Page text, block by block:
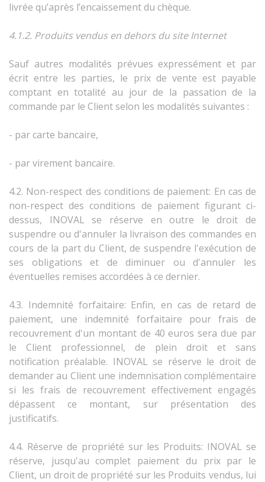
livrée qu’après l’encaissement du chèque.
4.1.2. Produits vendus en dehors du site Internet
Sauf autres modalités prévues expressément et par
écrit entre les parties, le prix de vente est payable
comptant en totalité au jour de la passation de la
commande par le Client selon les modalités suivantes :
- par carte bancaire,
- par virement bancaire.
4.2. Non-respect des conditions de paiement: En cas de
non-respect des conditions de paiement figurant ci-
dessus, INOVAL se réserve en outre le droit de
suspendre ou d'annuler la livraison des commandes en
cours de la part du Client, de suspendre l'exécution de
ses obligations et de diminuer ou d'annuler les
éventuelles remises accordées à ce dernier.
4.3. Indemnité forfaitaire: Enfin, en cas de retard de
paiement, une indemnité forfaitaire pour frais de
recouvrement d'un montant de 40 euros sera due par
le Client professionnel, de plein droit et sans
notification préalable. INOVAL se réserve le droit de
demander au Client une indemnisation complémentaire
si les frais de recouvrement effectivement engagés
dépassent ce montant, sur présentation des
justificatifs.
4.4. Réserve de propriété sur les Produits: INOVAL se
réserve, jusqu'au complet paiement du prix par le
Client, un droit de propriété sur les Produits vendus, lui